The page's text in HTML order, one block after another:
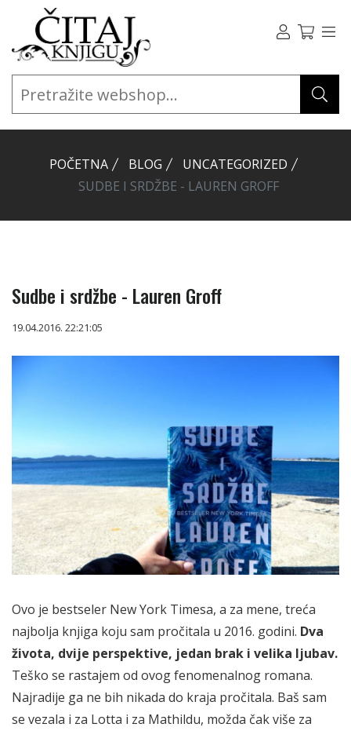
POČETNA BLOG
UNCATEGORIZED
SUDBE I SRDŽBE - LAUREN GROFF
Sudbe i srdžbe - Lauren Groff
19.04.2016. 22:21:05
Ovo je bestseler New York Timesa, a za mene, treća
najbolja knjiga koju sam pročitala u 2016. godini. Dva
života, dvije perspektive, jedan brak i velika ljubav.
Teško se rastajem od ovog fenomenalnog romana.
Najradije ga ne bih nikada do kraja pročitala. Baš sam
se vezala i za Lotta i za Mathildu, možda čak više za